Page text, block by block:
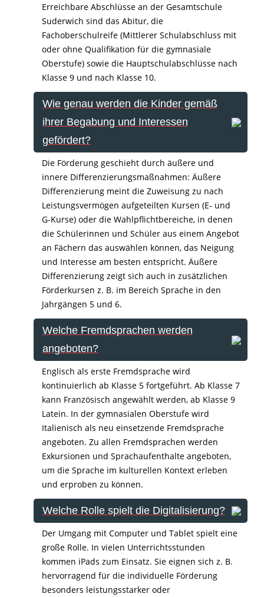
Erreichbare Abschlüsse an der Gesamtschule
Suderwich sind das Abitur, die
Fachoberschulreife (Mittlerer Schulabschluss mit
oder ohne Qualifikation für die gymnasiale
Oberstufe) sowie die Hauptschulabschlüsse nach
Klasse 9 und nach Klasse 10.
Wie genau werden die Kinder gemäß
ihrer Begabung und Interessen
gefördert?
Die Förderung geschieht durch äußere und
innere Differenzierungsmaßnahmen: Äußere
Differenzierung meint die Zuweisung zu nach
Leistungsvermögen aufgeteilten Kursen (E- und
G-Kurse) oder die Wahlpflichtbereiche, in denen
die Schülerinnen und Schüler aus einem Angebot
an Fächern das auswählen können, das Neigung
und Interesse am besten entspricht. Äußere
Differenzierung zeigt sich auch in zusätzlichen
Förderkursen z. B. im Bereich Sprache in den
Jahrgängen 5 und 6.
Welche Fremdsprachen werden
angeboten?
Englisch als erste Fremdsprache wird
kontinuierlich ab Klasse 5 fortgeführt. Ab Klasse 7
kann Französisch angewählt werden, ab Klasse 9
Latein. In der gymnasialen Oberstufe wird
Italienisch als neu einsetzende Fremdsprache
angeboten. Zu allen Fremdsprachen werden
Exkursionen und Sprachaufenthalte angeboten,
um die Sprache im kulturellen Kontext erleben
und erproben zu können.
Welche Rolle spielt die Digitalisierung?
Der Umgang mit Computer und Tablet spielt eine
große Rolle. In vielen Unterrichtsstunden
kommen iPads zum Einsatz. Sie eignen sich z. B.
hervorragend für die individuelle Förderung
besonders leistungsstarker oder